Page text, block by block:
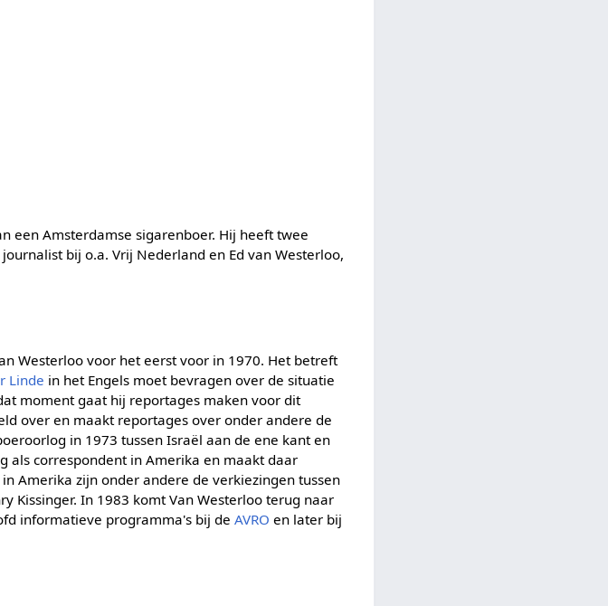
een Amsterdamse sigarenboer. Hij heeft twee
bij o.a. Vrij Nederland en Ed van Westerloo,
Westerloo voor het eerst voor in 1970. Het betreft
Linde in het Engels moet bevragen over de situatie
moment gaat hij reportages maken voor dit
over en maakt reportages over onder andere de
in 1973 tussen Israël aan de ene kant en
als correspondent in Amerika en maakt daar
Amerika zijn onder andere de verkiezingen tussen
Kissinger. In 1983 komt Van Westerloo terug naar
informatieve programma's bij deAVRO en later bij